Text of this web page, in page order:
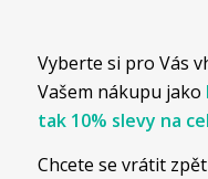
Vyberte si pro Vás
Vašem nákupu jako
tak 10% slevy na
Chcete se vrátit